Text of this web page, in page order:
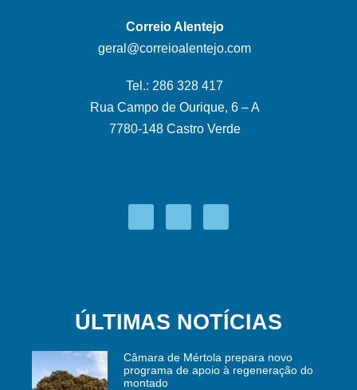
Correio Alentejo
geral@correioalentejo.com
Tel.: 286 328 417
Rua Campo de Ourique, 6 – A
7780-148 Castro Verde
ÚLTIMAS NOTÍCIAS
Câmara de Mértola prepara novo
programa de apoio à regeneração do
montado